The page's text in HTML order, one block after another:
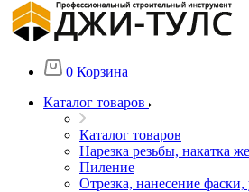
0 Корзина
Каталог товаров
Каталог товаров
Нарезка резьбы, накатка
Пиление
Отрезка, нанесение фаски,